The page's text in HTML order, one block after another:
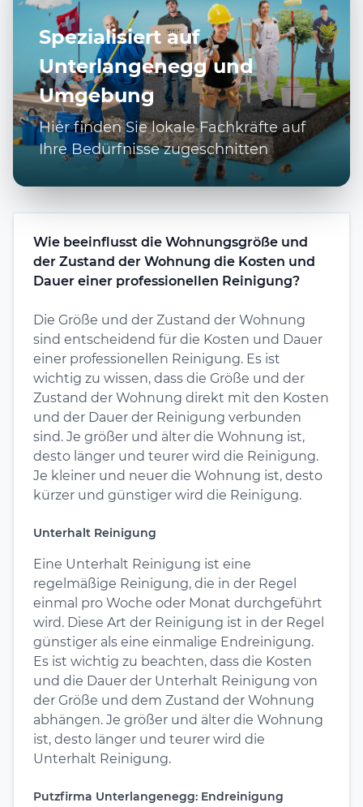
Spezialisiert auf
Unterlangenegg und
Umgebung
Hier finden Sie lokale Fachkräfte auf
Ihre Bedürfnisse zugeschnitten
Wie beeinflusst die Wohnungsgröße und
der Zustand der Wohnung die Kosten und
Dauer einer professionellen Reinigung?
Die Größe und der Zustand der Wohnung
sind entscheidend für die Kosten und Dauer
einer professionellen Reinigung. Es ist
wichtig zu wissen, dass die Größe und der
Zustand der Wohnung direkt mit den Kosten
und der Dauer der Reinigung verbunden
sind. Je größer und älter die Wohnung ist,
desto länger und teurer wird die Reinigung.
Je kleiner und neuer die Wohnung ist, desto
kürzer und günstiger wird die Reinigung.
Unterhalt Reinigung
Eine Unterhalt Reinigung ist eine
regelmäßige Reinigung, die in der Regel
einmal pro Woche oder Monat durchgeführt
wird. Diese Art der Reinigung ist in der Regel
günstiger als eine einmalige Endreinigung.
Es ist wichtig zu beachten, dass die Kosten
und die Dauer der Unterhalt Reinigung von
der Größe und dem Zustand der Wohnung
abhängen. Je größer und älter die Wohnung
ist, desto länger und teurer wird die
Unterhalt Reinigung.
Putzfirma Unterlangenegg: Endreinigung